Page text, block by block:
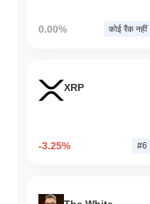
0.00% कोई रैंक नहीं
XRP
-3.25% #6